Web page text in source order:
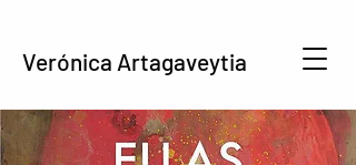
Verónica Artagaveytia